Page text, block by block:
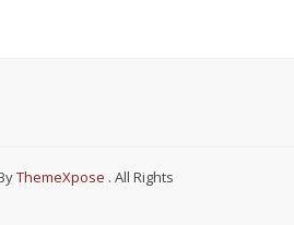
ThemeXpose . All Rights